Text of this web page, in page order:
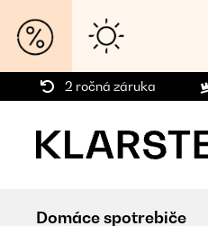
2 ročná záruka
Domáce spotrebiče